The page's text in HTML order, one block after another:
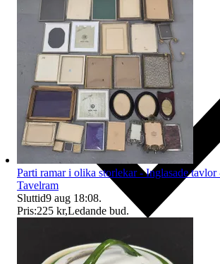
Parti ramar i olika storlekar - Inglasade tavlor
Tavelram
Sluttid9 aug 18:08.
Pris:225 kr,Ledande bud.